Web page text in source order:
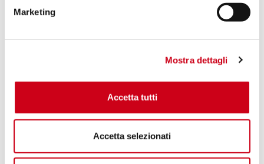
Marketing
Mostra dettagli
Accetta tutti
Accetta selezionati
PRODUKT